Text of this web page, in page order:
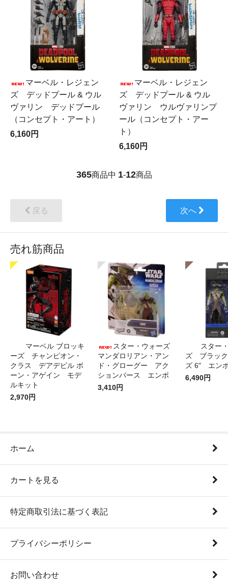
マーベル・レジェン
ズ デッドプール & ウル
ヴァリン デッドプール
（コンセプト・アート）
6,160円
マーベル・レジェン
ズ デッドプール & ウル
ヴァリン ウルヴァリンプ
ール（コンセプト・アー
ト）
6,160円
365商品中 1-12商品
戻る 次へ
売れ筋商品
マーベル ブロッキ
ーズ チャンピオン・
クラス デアデビル ボ
ーン・アゲイン モデ
ルキット
2,970円
スター・ウォーズ
マンダロリアン・アン
ド・グローグー アク
ションバース エンボ
3,410円
スター
ズ ブラック
ズ 6" エン
6,490円
ホーム
カートを見る
特定商取引法に基づく表記
プライバシーポリシー
お問い合わせ